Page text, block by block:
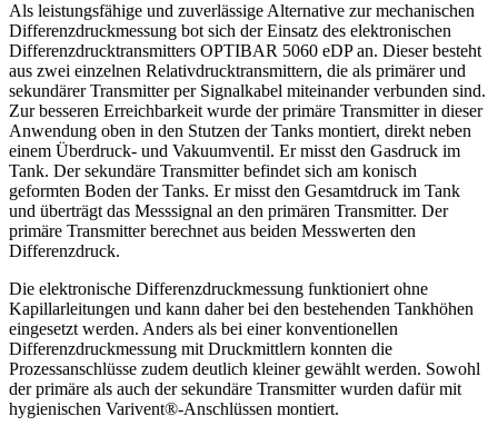
Als leistungsfähige und zuverlässige Alternative zur mechanischen
Differenzdruckmessung bot sich der Einsatz des elektronischen
Differenzdrucktransmitters OPTIBAR 5060 eDP an. Dieser besteht
aus zwei einzelnen Relativdrucktransmittern, die als primärer und
sekundärer Transmitter per Signalkabel miteinander verbunden sind.
Zur besseren Erreichbarkeit wurde der primäre Transmitter in dieser
Anwendung oben in den Stutzen der Tanks montiert, direkt neben
einem Überdruck- und Vakuumventil. Er misst den Gasdruck im
Tank. Der sekundäre Transmitter befindet sich am konisch
geformten Boden der Tanks. Er misst den Gesamtdruck im Tank
und überträgt das Messsignal an den primären Transmitter. Der
primäre Transmitter berechnet aus beiden Messwerten den
Differenzdruck.
Die elektronische Differenzdruckmessung funktioniert ohne
Kapillarleitungen und kann daher bei den bestehenden Tankhöhen
eingesetzt werden. Anders als bei einer konventionellen
Differenzdruckmessung mit Druckmittlern konnten die
Prozessanschlüsse zudem deutlich kleiner gewählt werden. Sowohl
der primäre als auch der sekundäre Transmitter wurden dafür mit
hygienischen Varivent®-Anschlüssen montiert.